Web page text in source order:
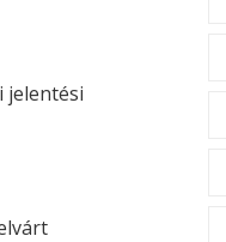
jelentési